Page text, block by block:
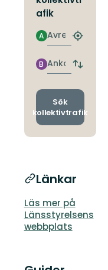
afik
Avresa
A
Hitta
Ankomst
B
Byt
och
Sök
kollektivtrafik
Länkar
Läs mer på
Länsstyrelsens
webbplats